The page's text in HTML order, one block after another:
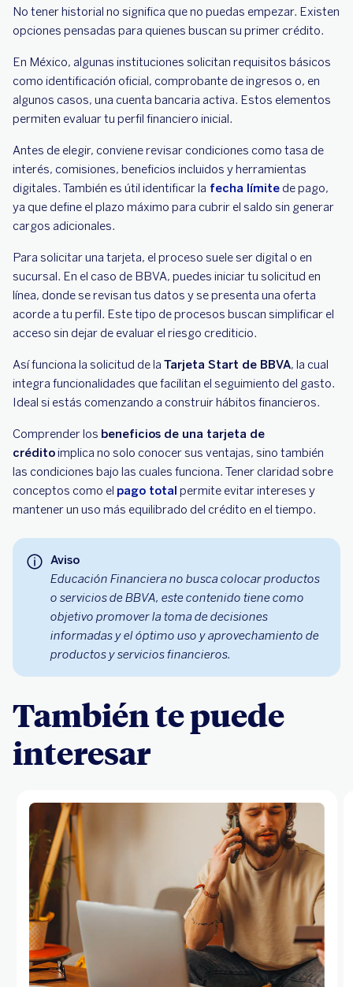
No tener historial no significa que no puedas empezar. Existen
opciones pensadas para quienes buscan su primer crédito.
En México, algunas instituciones solicitan requisitos básicos
como identificación oficial, comprobante de ingresos o, en
algunos casos, una cuenta bancaria activa. Estos elementos
permiten evaluar tu perfil financiero inicial.
Antes de elegir, conviene revisar condiciones como tasa de
interés, comisiones, beneficios incluidos y herramientas
digitales. También es útil identificar la fecha límite de pago,
ya que define el plazo máximo para cubrir el saldo sin generar
cargos adicionales.
Para solicitar una tarjeta, el proceso suele ser digital o en
sucursal. En el caso de BBVA, puedes iniciar tu solicitud en
línea, donde se revisan tus datos y se presenta una oferta
acorde a tu perfil. Este tipo de procesos buscan simplificar el
acceso sin dejar de evaluar el riesgo crediticio.
Así funciona la solicitud de la Tarjeta Start de BBVA, la cual
integra funcionalidades que facilitan el seguimiento del gasto.
Ideal si estás comenzando a construir hábitos financieros.
Comprender los beneficios de una tarjeta de
créditoimplica no solo conocer sus ventajas, sino también
las condiciones bajo las cuales funciona. Tener claridad sobre
conceptos como el pago total permite evitar intereses y
mantener un uso más equilibrado del crédito en el tiempo.
Aviso
Educación Financiera no busca colocar productos
o servicios de BBVA, este contenido tiene como
objetivo promover la toma de decisiones
informadas y el óptimo uso y aprovechamiento de
productos y servicios financieros.
También te puede
interesar